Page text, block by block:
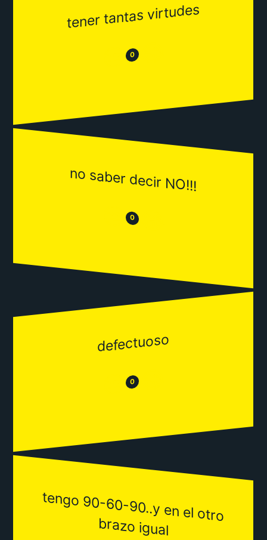
tener tantas virtudes
😒 0 😂
no saber decir NO!!!
😒 0 😂
defectuoso
😒 0 😂
tengo 90-60-90..y en el otro
brazo igual